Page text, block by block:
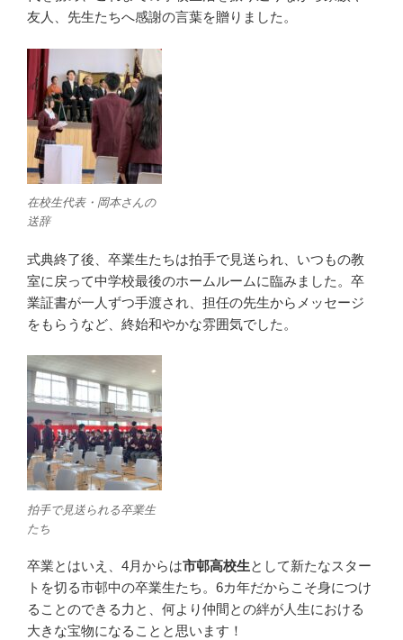
友人、先生たちへ感謝の言葉を贈りました。
在校生代表・岡本さんの
送辞
式典終了後、卒業生たちは拍手で見送られ、いつもの教
室に戻って中学校最後のホームルームに臨みました。卒
業証書が一人ずつ手渡され、担任の先生からメッセージ
をもらうなど、終始和やかな雰囲気でした。
拍手で見送られる卒業生
たち
卒業とはいえ、4月からは市邨高校生として新たなスター
トを切る市邨中の卒業生たち。6カ年だからこそ身につけ
ることのできる力と、何より仲間との絆が人生における
大きな宝物になることと思います！